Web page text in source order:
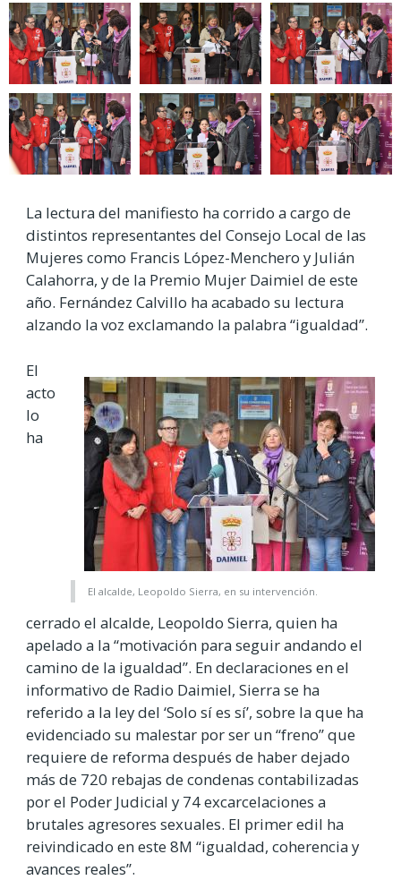
La lectura del manifiesto ha corrido a cargo de
distintos representantes del Consejo Local de las
Mujeres como Francis López-Menchero y Julián
Calahorra, y de la Premio Mujer Daimiel de este
año. Fernández Calvillo ha acabado su lectura
alzando la voz exclamando la palabra “igualdad”.
El alcalde, Leopoldo Sierra, en su intervención.
El
acto
lo
ha
cerrado el alcalde, Leopoldo Sierra, quien ha
apelado a la “motivación para seguir andando el
camino de la igualdad”. En declaraciones en el
informativo de Radio Daimiel, Sierra se ha
referido a la ley del ‘Solo sí es sí’, sobre la que ha
evidenciado su malestar por ser un “freno” que
requiere de reforma después de haber dejado
más de 720 rebajas de condenas contabilizadas
por el Poder Judicial y 74 excarcelaciones a
brutales agresores sexuales. El primer edil ha
reivindicado en este 8M “igualdad, coherencia y
avances reales”.